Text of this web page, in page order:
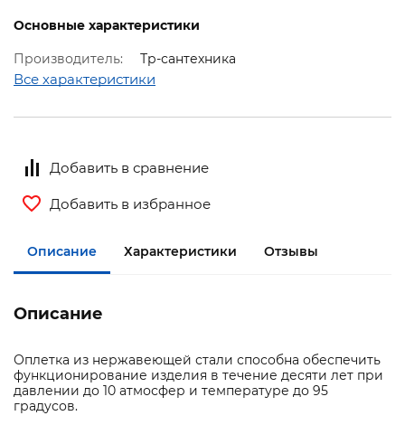
Основные характеристики
Производитель: Тр-сантехника
Все характеристики
Добавить в сравнение
Добавить в избранное
Описание Характеристики Отзывы
Описание
Оплетка из нержавеющей стали способна обеспечить
функционирование изделия в течение десяти лет при
давлении до 10 атмосфер и температуре до 95
градусов.